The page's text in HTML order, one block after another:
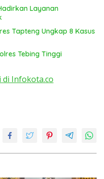
Layanan
Tapteng Ungkap 8 Kasus
Tebing Tinggi
Infokota.co